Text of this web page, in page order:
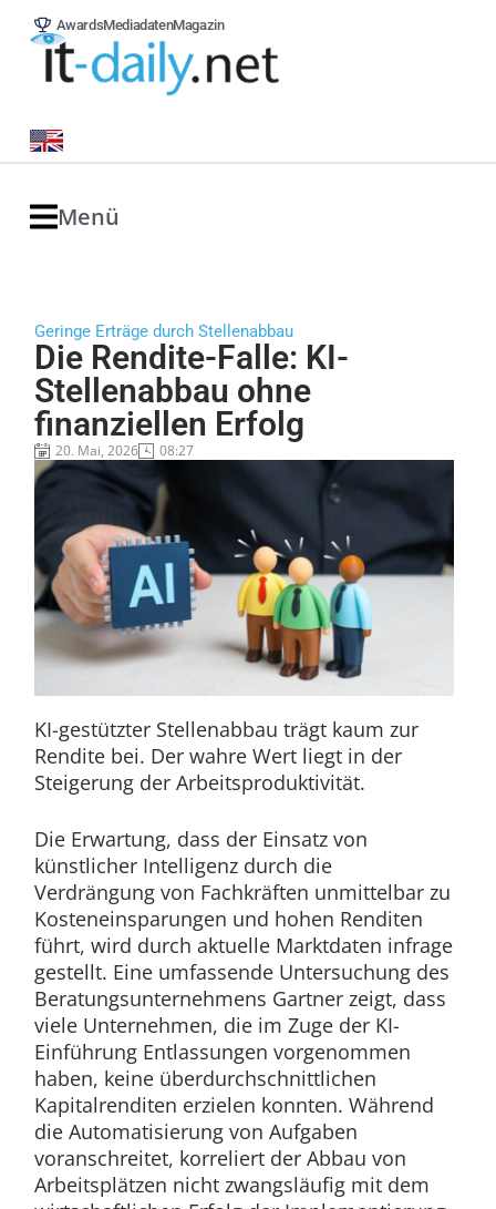
AwardsMediadatenMagazin
Menü
Geringe Erträge durch Stellenabbau
Die Rendite-Falle: KI-
Stellenabbau ohne
finanziellen Erfolg
20. Mai, 2026 08:27
KI-gestützter Stellenabbau trägt kaum zur
Rendite bei. Der wahre Wert liegt in der
Steigerung der Arbeitsproduktivität.
Die Erwartung, dass der Einsatz von
künstlicher Intelligenz durch die
Verdrängung von Fachkräften unmittelbar zu
Kosteneinsparungen und hohen Renditen
führt, wird durch aktuelle Marktdaten infrage
gestellt. Eine umfassende Untersuchung des
Beratungsunternehmens Gartner zeigt, dass
viele Unternehmen, die im Zuge der KI-
Einführung Entlassungen vorgenommen
haben, keine überdurchschnittlichen
Kapitalrenditen erzielen konnten. Während
die Automatisierung von Aufgaben
voranschreitet, korreliert der Abbau von
Arbeitsplätzen nicht zwangsläufig mit dem